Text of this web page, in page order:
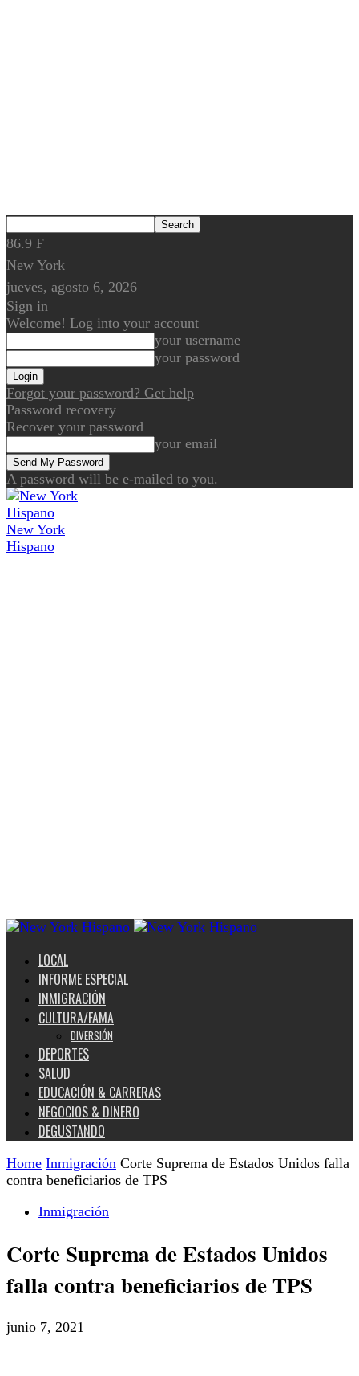
86.9 F
New York
jueves, agosto 6, 2026
Sign in
Welcome! Log into your account
your username
your password
Forgot your password? Get help
Password recovery
Recover your password
your email
A password will be e-mailed to you.
New York
Hispano
LOCAL
INFORME ESPECIAL
INMIGRACIÓN
CULTURA/FAMA
DIVERSIÓN
DEPORTES
SALUD
EDUCACIÓN & CARRERAS
NEGOCIOS & DINERO
DEGUSTANDO
Home Inmigración Corte Suprema de Estados Unidos falla
contra beneficiarios de TPS
Inmigración
Corte Suprema de Estados Unidos
falla contra beneficiarios de TPS
junio 7, 2021